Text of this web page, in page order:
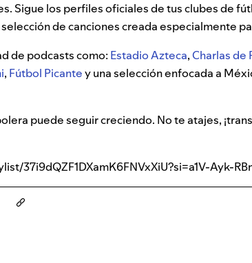
Sigue los perfiles oficiales de tus clubes de
de canciones creada especialmente
de podcasts como: Estadio Azteca,Charlas de
, Fútbol Picantey una selección enfocada a
puede seguir creciendo. No te atajes,
37i9dQZF1DXamK6FNVxXiU?si=a1V-Ayk-